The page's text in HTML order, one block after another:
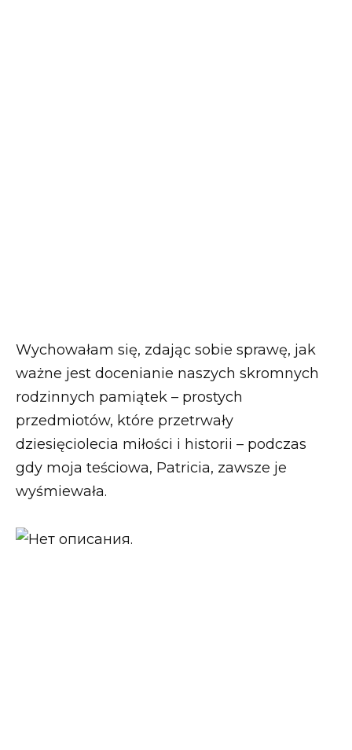
Wychowałam się, zdając sobie sprawę, jak
ważne jest docenianie naszych skromnych
rodzinnych pamiątek – prostych
przedmiotów, które przetrwały
dziesięciolecia miłości i historii – podczas
gdy moja teściowa, Patricia, zawsze je
wyśmiewała.